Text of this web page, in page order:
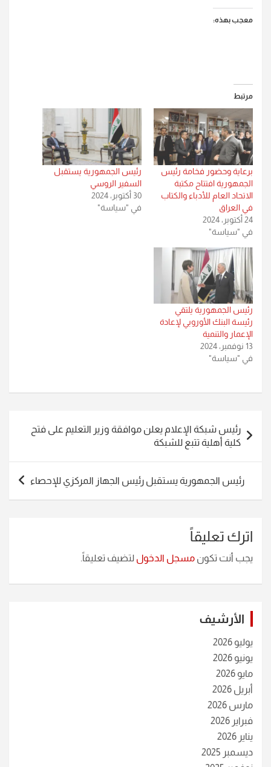
معجب بهذه:
مرتبط
برعاية وحضور فخامة رئيس
الجمهورية افتتاح مكتبة
الاتحاد العام للأدباء والكتاب
في العراق
24 أكتوبر، 2024
في "سياسة"
رئيس الجمهورية يستقبل
السفير الروسي
30 أكتوبر، 2024
في "سياسة"
رئيس الجمهورية يلتقي
رئيسة البنك الأوروبي لإعادة
الإعمار والتنمية
13 نوفمبر، 2024
في "سياسة"
المقالات
رئيس شبكة الإعلام يعلن موافقة وزير التعليم على فتح
كلية أهلية تتبع للشبكة
رئيس الجمهورية يستقبل رئيس الجهاز المركزي للإحصاء
اترك تعليقاً
يجب أنت تكون مسجل الدخول لتضيف تعليقاً.
الأرشيف
يوليو 2026
يونيو 2026
مايو 2026
أبريل 2026
مارس 2026
فبراير 2026
يناير 2026
ديسمبر 2025